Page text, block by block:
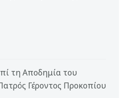
τη Αποδημία του
Γέροντος Προκοπίου